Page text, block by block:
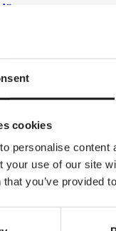
cookies
personalise
your use of our site
you’ve provided
största
effektivisera sina